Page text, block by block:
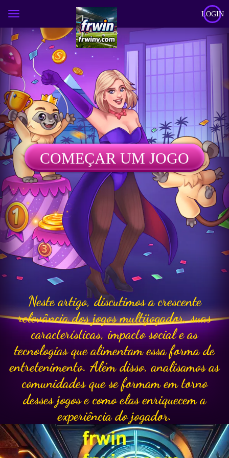
LOGIN
COMEÇAR UM JOGO
Neste artigo, discutimos a crescente
relevância dos jogos multijogador, suas
características, impacto social e as
tecnologias que alimentam essa forma de
entretenimento. Além disso, analisamos as
comunidades que se formam em torno
desses jogos e como elas enriquecem a
experiência do jogador.